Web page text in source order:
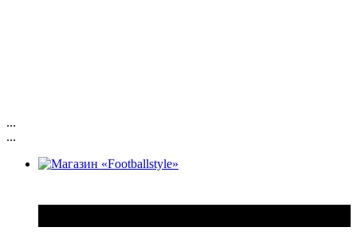
...
...